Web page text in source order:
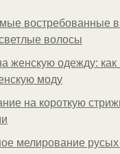
востребованные
волосы
женскую одежду:
моду
на короткую
мелирование русых